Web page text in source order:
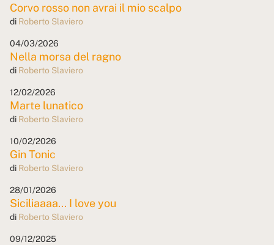
Corvo rosso non avrai il mio scalpo
di Roberto Slaviero
04/03/2026
Nella morsa del ragno
di Roberto Slaviero
12/02/2026
Marte lunatico
di Roberto Slaviero
10/02/2026
Gin Tonic
di Roberto Slaviero
28/01/2026
Siciliaaaa... I love you
di Roberto Slaviero
09/12/2025